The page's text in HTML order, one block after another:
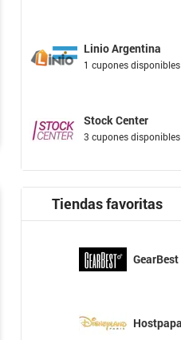
Linio Argentina
1 cupones disponibles
Stock Center
3 cupones disponibles
Tiendas favoritas
GearBest
Hostpapa